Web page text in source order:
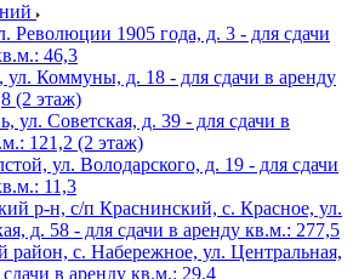
Революции 1905 года, д. 3 - для сдачи
46,3
ул. Коммуны, д. 18 - для сдачи в аренду
(2 этаж)
ул. Советская, д. 39 - для сдачи в
121,2 (2 этаж)
ул. Володарского, д. 19 - для сдачи
11,3
р-н, с/п Краснинский, с. Красное, ул.
д. 58 - для сдачи в аренду кв.м.: 277,5
район, с. Набережное, ул. Центральная,
в аренду кв.м.: 29,4